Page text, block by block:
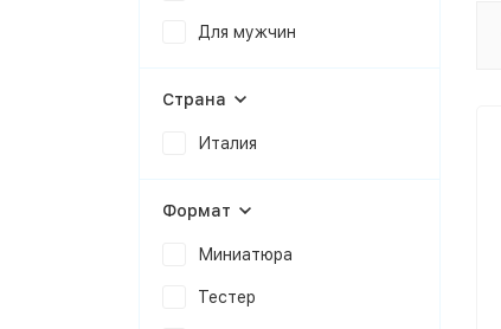
Для мужчин
Страна
Италия
Формат
Миниатюра
Тестер